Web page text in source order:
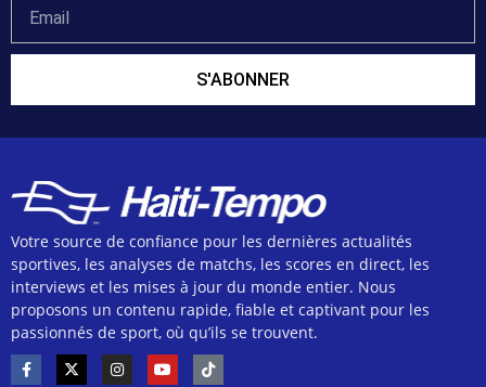
S'ABONNER
Votre source de confiance pour les dernières actualités
sportives, les analyses de matchs, les scores en direct, les
interviews et les mises à jour du monde entier. Nous
proposons un contenu rapide, fiable et captivant pour les
passionnés de sport, où qu’ils se trouvent.